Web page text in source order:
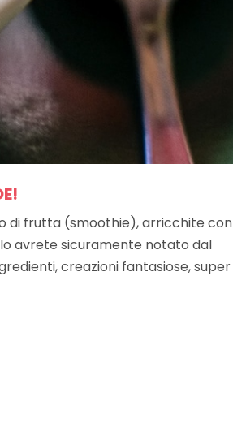
di frutta (smoothie), arricchite con
avrete sicuramente notato dal
creazioni fantasiose, super